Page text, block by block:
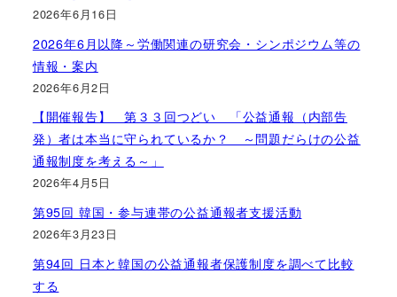
2026年6月16日
2026年6月以降～労働関連の研究会・シンポジウム等の
情報・案内
2026年6月2日
【開催報告】 第３３回つどい 「公益通報（内部告
発）者は本当に守られているか？ ～問題だらけの公益
通報制度を考える～」
2026年4月5日
第95回 韓国・参与連帯の公益通報者支援活動
2026年3月23日
第94回 日本と韓国の公益通報者保護制度を調べて比較
する